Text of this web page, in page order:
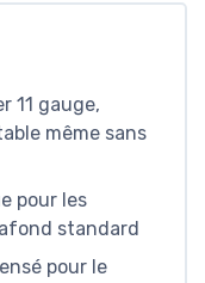
11 gauge,
même sans
pour les
standard
pour le